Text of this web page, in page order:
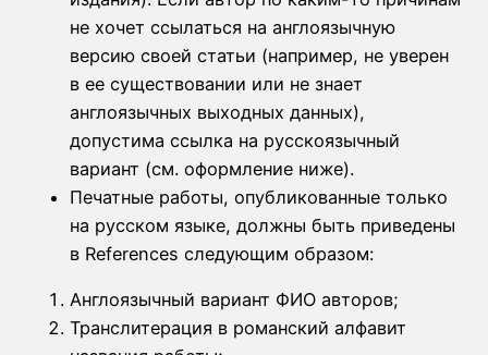
не хочет ссылаться на англоязычную
версию своей статьи (например, не уверен
в ее существовании или не знает
англоязычных выходных данных),
допустима ссылка на русскоязычный
вариант (см. оформление ниже).
Печатные работы, опубликованные только
на русском языке, должны быть приведены
в References следующим образом:
Англоязычный вариант ФИО авторов;
Транслитерация в романский алфавит